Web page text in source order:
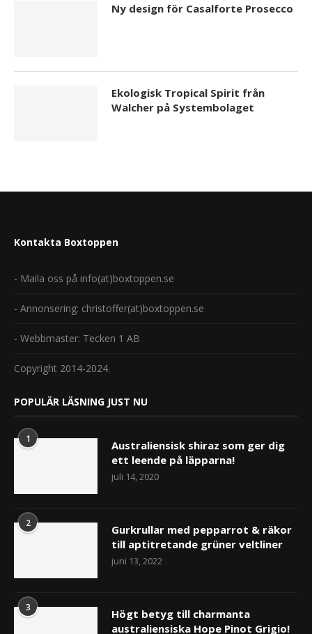
Ny design för Casalforte Prosecco
Ekologisk Tropical Spirit från
Walcher på Systembolaget
Kontakta Boxtoppen
- Maila oss på info(at)boxtoppen.se
- Annonsering: christoffer(at)boxtoppen.se
- Webbmaster: Tecken 1 AB
Copyright 2014-2024.
POPULÄR LÄSNING JUST NU
1
Australiensisk shiraz som ger dig
ett leende på läpparna!
juli 14, 2020
2
Gurkrullar med pepparrot & räkor
till aptitretande grüner veltliner
juni 13, 2022
3
Högt betyg till charmanta
australiensiska Hope Pinot Grigio!